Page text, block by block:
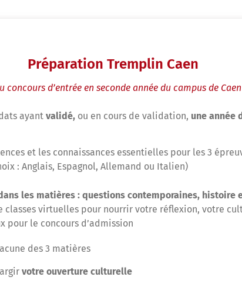
Préparation Tremplin Caen
concours d’entrée en seconde année du campus de
ayant validé, ou en cours de validation, une année
et les connaissances essentielles pour les 3
: Anglais, Espagnol, Allemand ou Italien)
les matières : questions contemporaines, histoire
classes virtuelles pour nourrir votre réflexion, votre
pour le concours d’admission
des 3 matières
votre ouverture culturelle